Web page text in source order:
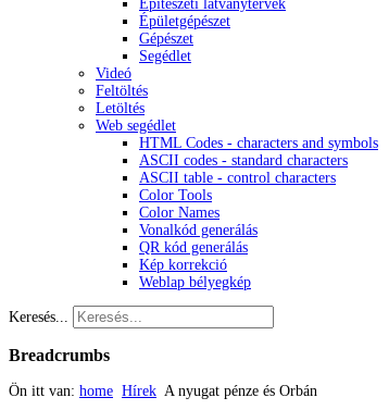
Építészeti látványtervek
Épületgépészet
Gépészet
Segédlet
Videó
Feltöltés
Letöltés
Web segédlet
HTML Codes - characters and symbols
ASCII codes - standard characters
ASCII table - control characters
Color Tools
Color Names
Vonalkód generálás
QR kód generálás
Kép korrekció
Weblap bélyegkép
Keresés...
Breadcrumbs
Ön itt van: home Hírek A nyugat pénze és Orbán